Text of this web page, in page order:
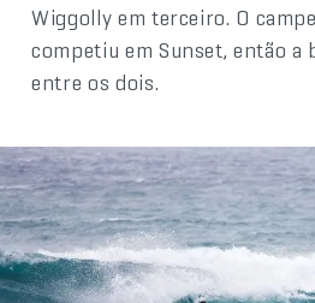
Wiggolly em terceiro. O
competiu em Sunset, então a
entre os dois.